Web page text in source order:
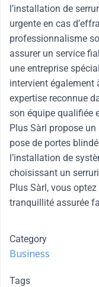
l’installation de
urgente en cas
professionnalisme
assurer un service
une entreprise
intervient également
expertise reconnue
son équipe qualifiée
Plus Sàrl propose
pose de portes
l’installation de
choisissant un
Plus Sàrl, vous
tranquillité assurée
Category
Business
Tags